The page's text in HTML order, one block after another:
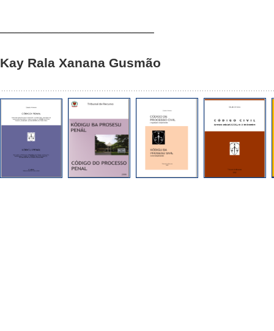
Kay Rala Xanana Gusmão